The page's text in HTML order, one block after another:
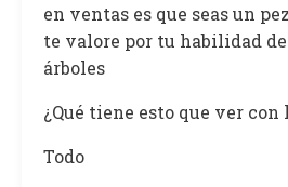
en ventas es que seas un
te valore por tu habilidad
árboles
¿Qué tiene esto que ver con
Todo